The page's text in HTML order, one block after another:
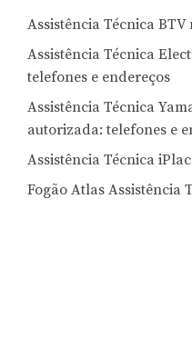
Assistência Técnica
Assistência Técnica
telefones e endereços
Assistência Técnica
autorizada: telefones e
Assistência Técnica
Fogão Atlas Assistência